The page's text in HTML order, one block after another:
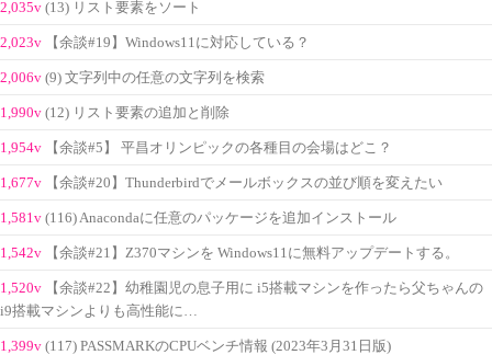
2,035v (13) リスト要素をソート
2,023v 【余談#19】Windows11に対応している？
2,006v (9) 文字列中の任意の文字列を検索
1,990v (12) リスト要素の追加と削除
1,954v 【余談#5】 平昌オリンピックの各種目の会場はどこ？
1,677v 【余談#20】Thunderbirdでメールボックスの並び順を変えたい
1,581v (116) Anacondaに任意のパッケージを追加インストール
1,542v 【余談#21】Z370マシンを Windows11に無料アップデートする。
1,520v
【余談#22】幼稚園児の息子用に i5搭載マシンを作ったら父ちゃんの
i9搭載マシンよりも高性能に…
1,399v (117) PASSMARKのCPUベンチ情報 (2023年3月31日版)